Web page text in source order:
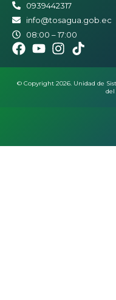
0939442317
info@tosagua.gob.ec
08:00 – 17:00
© Copyright 2026. Unidad de
del